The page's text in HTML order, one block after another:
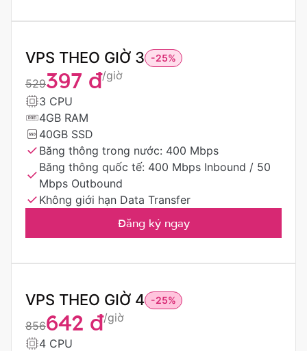
VPS THEO GIỜ 3 -25%
529397 đ/giờ
3 CPU
4GB RAM
40GB SSD
Băng thông trong nước: 400 Mbps
Băng thông quốc tế: 400 Mbps Inbound / 50
Mbps Outbound
Không giới hạn Data Transfer
Đăng ký ngay
VPS THEO GIỜ 4 -25%
856642 đ/giờ
4 CPU